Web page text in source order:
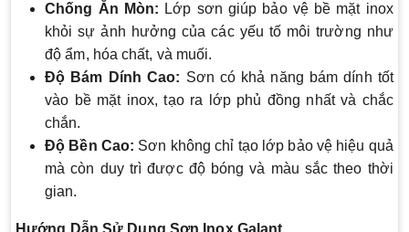
Chống Ăn Mòn: Lớp sơn giúp bảo vệ bề mặt inox
khỏi sự ảnh hưởng của các yếu tố môi trường như
độ ẩm, hóa chất, và muối.
Độ Bám Dính Cao: Sơn có khả năng bám dính tốt
vào bề mặt inox, tạo ra lớp phủ đồng nhất và chắc
chắn.
Độ Bền Cao: Sơn không chỉ tạo lớp bảo vệ hiệu quả
mà còn duy trì được độ bóng và màu sắc theo thời
gian.
Hướng Dẫn Sử Dụng Sơn Inox Galant